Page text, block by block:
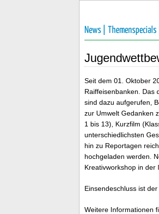
News | Themenspecials |
Seit dem 01. Oktober
Raiffeisenbanken. Das
sind dazu aufgerufen,
zur Umwelt Gedanken
1 bis 13), Kurzfilm
unterschiedlichsten
hin zu Reportagen
hochgeladen werden.
Kreativworkshop in der
Einsendeschluss ist der
Weitere Informationen